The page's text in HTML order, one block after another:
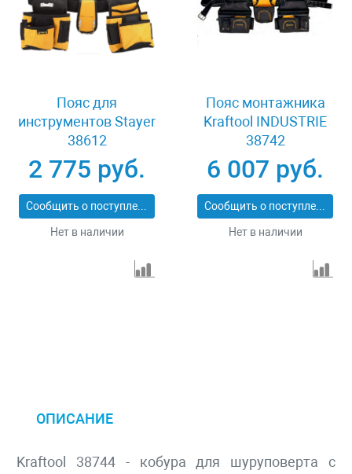
Пояс для
инструментов Stayer
38612
2 775 руб.
Сообщить о поступлении
Нет в наличии
Пояс монтажника
Kraftool INDUSTRIE
38742
6 007 руб.
Сообщить о поступлении
Нет в наличии
ОПИСАНИЕ
Kraftool 38744 - кобура для шуруповерта с